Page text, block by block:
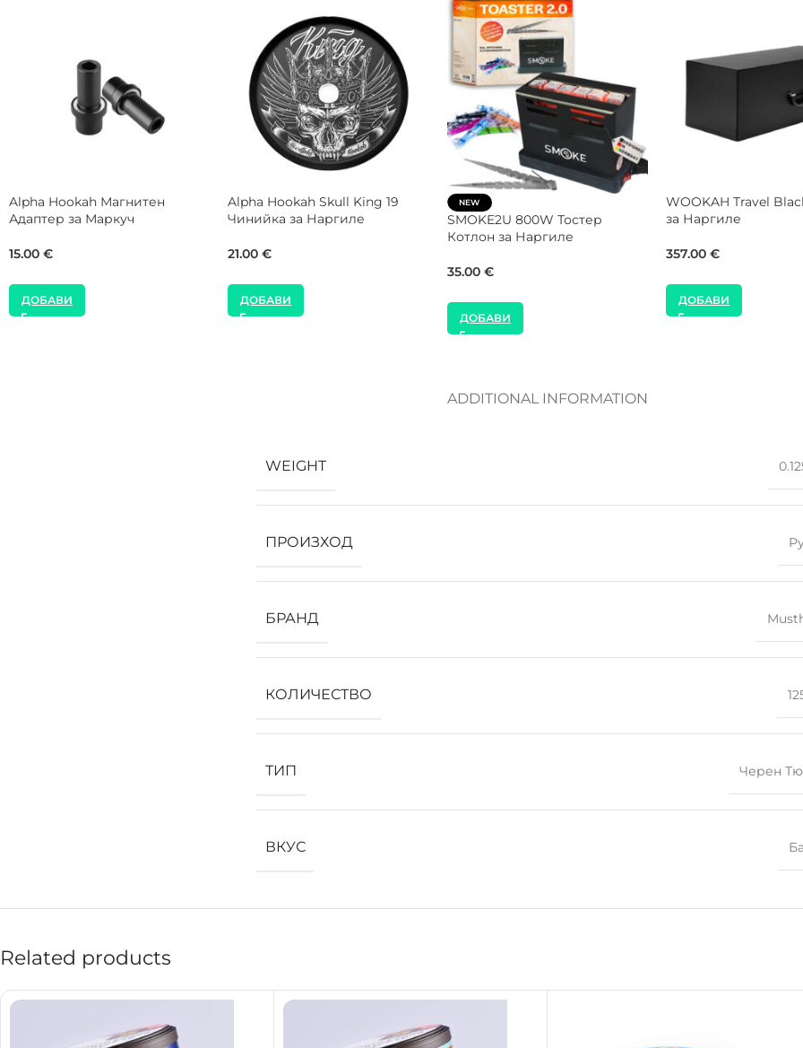
MOZE Shisha Red Coaster
Подложка за Наргиле
16.00€
ДОБАВИ
WOOKAH Care Ръкавици за
Наргиле
20.00€
ДОБАВИ
ENSO Shisha Раница 2.0 за
Наргиле
ДОБАВИ
WOOKAH Адаптер
ДОБАВИ
ADDITIONAL INFORMATION
WEIGHT
ПРОИЗХОД
БРАНД
КОЛИЧЕСТВО
ТИП Черен
ВКУС
Related products